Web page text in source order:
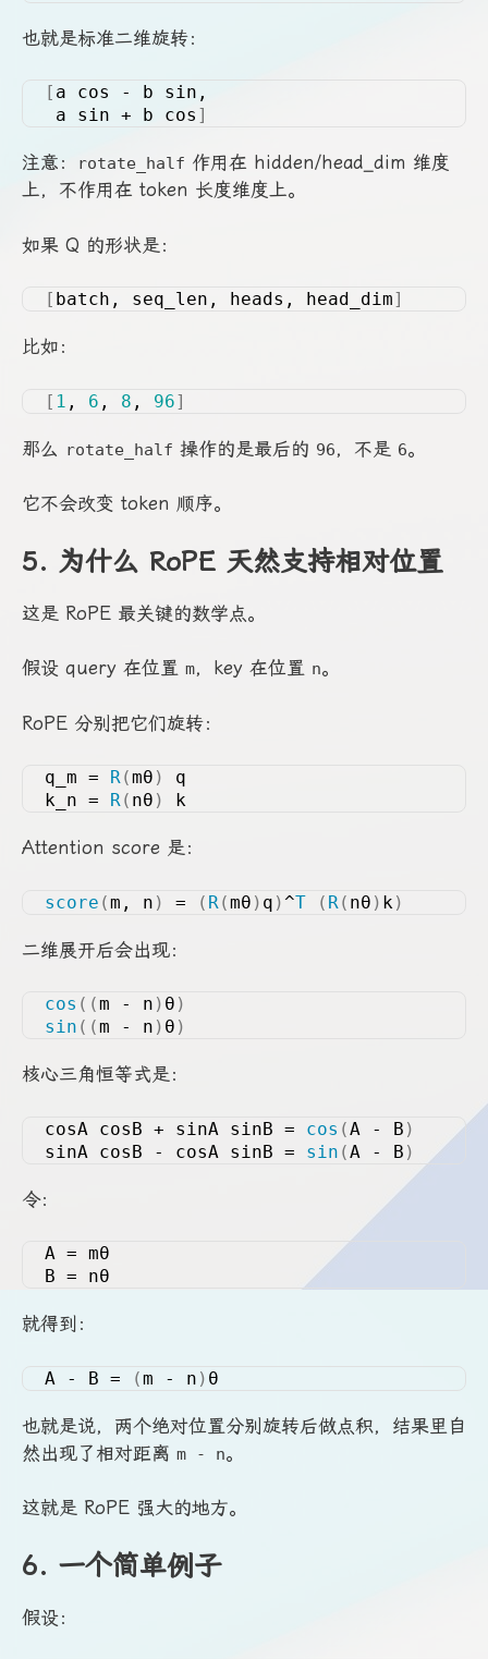
也就是标准二维旋转：
[ a cos - b sin,
a sin + b cos ]
注意： rotate_half 作用在 hidden/head_dim 维度
上，不作用在 token 长度维度上。
如果 Q 的形状是：
[ batch, seq_len, heads, head_dim]
比如：
[ 1 , 6 , 8 , 96]
那么 rotate_half 操作的是最后的 96，不是 6。
它不会改变 token 顺序。
5. 为什么 RoPE 天然支持相对位置
这是 RoPE 最关键的数学点。
假设 query 在位置 m，key 在位置 n。
RoPE 分别把它们旋转：
q_m = R(mθ )
q
k_n = R( nθ ) k
Attention score 是：
score (m, n ) = ( R (mθ ) q )^T ( R ( nθ ) k )
二维展开后会出现：
cos ((m - n ) θ )
sin ((m - n ) θ )
核心三角恒等式是：
cosA cosB + sinA sinB = cos (A - B )
sinA cosB - cosA sinB = sin (A - B )
令：
A = mθ
B = nθ
就得到：
A - B = (m - n ) θ
也就是说，两个绝对位置分别旋转后做点积，结果里自
然出现了相对距离 m - n。
这就是 RoPE 强大的地方。
6. 一个简单例子
假设：